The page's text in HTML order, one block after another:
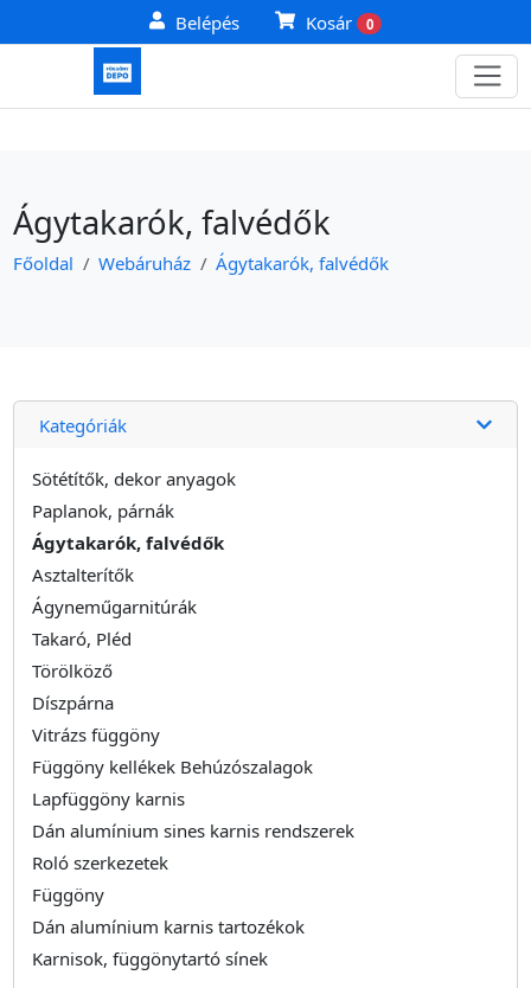
Belépés Kosár 0
Ágytakarók, falvédők
Főoldal Webáruház Ágytakarók, falvédők
Kategóriák
Sötétítők, dekor anyagok
Paplanok, párnák
Ágytakarók, falvédők
Asztalterítők
Ágyneműgarnitúrák
Takaró, Pléd
Törölköző
Díszpárna
Vitrázs függöny
Függöny kellékek Behúzószalagok
Lapfüggöny karnis
Dán alumínium sines karnis rendszerek
Roló szerkezetek
Függöny
Dán alumínium karnis tartozékok
Karnisok, függönytartó sínek